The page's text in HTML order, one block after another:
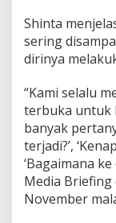
Shinta
sering
dirinya
“Kami selalu
terbuka untuk
banyak
terjadi?’,
‘Bagaimana
Media Briefing
November